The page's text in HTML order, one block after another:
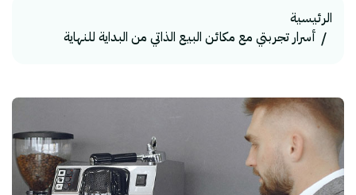
الرئيسية
أسرار تجربتي مع مكائن البيع الذاتي من البداية للنهاية